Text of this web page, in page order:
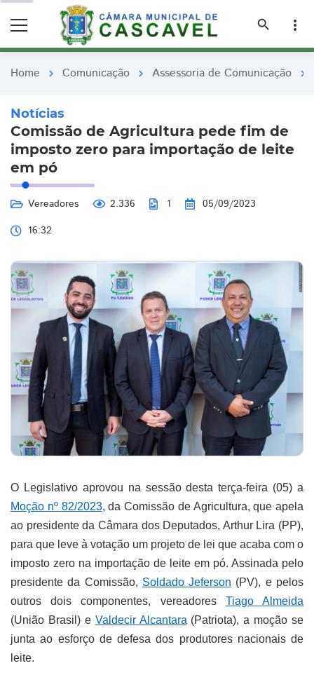
search
more_vert
Home chevron_right Comunicação chevron_right Assessoria de Comunicação chevron_right
Notícias
Comissão de Agricultura pede fim de
imposto zero para importação de leite
em pó
Vereadores 2.336 1
05/09/2023
16:32
O Legislativo aprovou na sessão desta terça-feira (05) a
Moção nº 82/2023, da Comissão de Agricultura, que apela
ao presidente da Câmara dos Deputados, Arthur Lira (PP),
para que leve à votação um projeto de lei que acaba com o
imposto zero na importação de leite em pó. Assinada pelo
presidente da Comissão, Soldado Jeferson (PV), e pelos
outros dois componentes, vereadores Tiago Almeida
(União Brasil) e Valdecir Alcantara (Patriota), a moção se
junta ao esforço de defesa dos produtores nacionais de
leite.